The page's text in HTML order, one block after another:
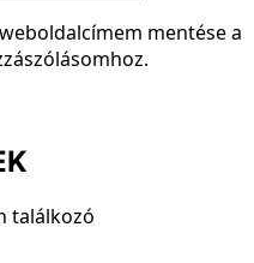
mentése a